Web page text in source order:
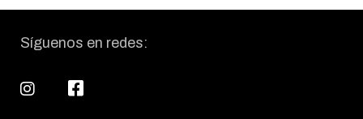
Síguenos en redes: